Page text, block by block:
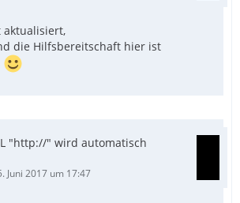
aktualisiert,
die Hilfsbereitschaft hier ist
"http://" wird automatisch
Juni 2017 um 17:47